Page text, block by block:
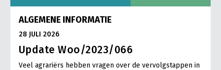
ALGEMENE INFORMATIE
28 JULI 2026
Update Woo/2023/066
Veel agrariërs hebben vragen over de vervolgstappen in